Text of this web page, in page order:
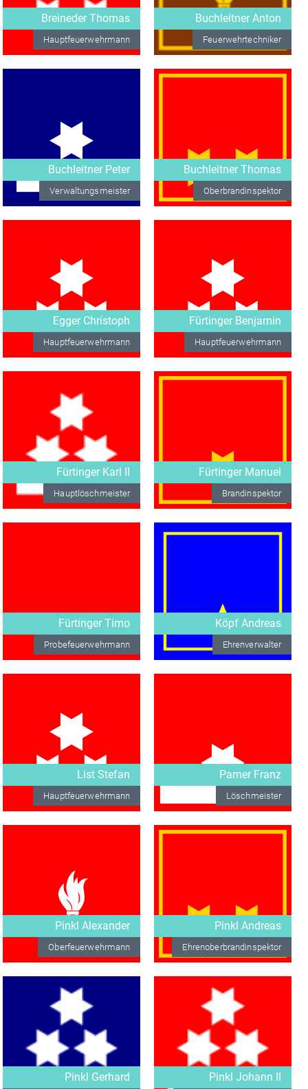
Breineder Thomas
Hauptfeuerwehrmann
Buchleitner Anton
Feuerwehrtechniker
Buchleitner Peter
Verwaltungsmeister
Buchleitner Thomas
Oberbrandinspektor
Egger Christoph
Hauptfeuerwehrmann
Fürtinger Benjamin
Hauptfeuerwehrmann
Fürtinger Karl II
Hauptlöschmeister
Fürtinger Manuel
Brandinspektor
Fürtinger Timo
Probefeuerwehrmann
Köpf Andreas
Ehrenverwalter
List Stefan
Hauptfeuerwehrmann
Pamer Franz
Löschmeister
Pinkl Alexander
Oberfeuerwehrmann
Pinkl Andreas
Ehrenoberbrandinspektor
Pinkl Gerhard Pinkl Johann II